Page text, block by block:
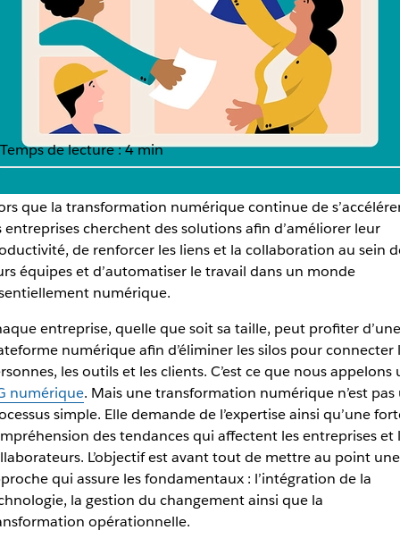
Slack et Salesforce
Slack aura pour objectif d’aider les clients dans le
Temps de lecture : 4 min
que la transformation numérique continue de
entreprises cherchent des solutions afin d’améliorer leur
de renforcer les liens et la collaboration au sein
équipes et d’automatiser le travail dans un monde
numérique.
entreprise, quelle que soit sa taille, peut profiter d’une
numérique afin d’éliminer les silos pour connecter
les outils et les clients. C’est ce que nous appelons
numérique. Mais une transformation numérique n’est pas
simple. Elle demande de l’expertise ainsi qu’une
des tendances qui affectent les entreprises et
L’objectif est avant tout de mettre au point une
qui assure les fondamentaux : l’intégration de la
la gestion du changement ainsi que la
opérationnelle.